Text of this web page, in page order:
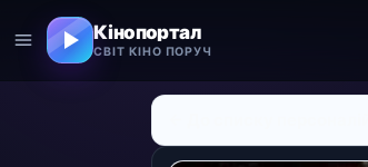
Кінопортал
СВІТ КІНО ПОРУЧ